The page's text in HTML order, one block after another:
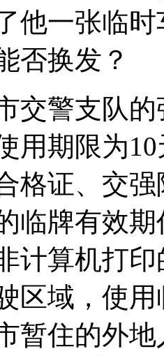
他一张临
否换发？
警支队的
用期限为
格证、交
临牌有效
计算机打
区域，使
暂住的外